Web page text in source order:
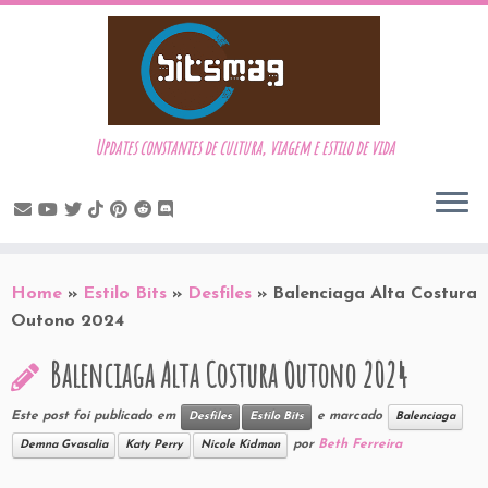
to
content
Updates constantes de cultura, viagem e estilo de vida
Home » Estilo Bits » Desfiles » Balenciaga Alta Costura
Outono 2024
Balenciaga Alta Costura Outono 2024
Este post foi publicado em Desfiles Estilo Bits e marcado Balenciaga
Demna Gvasalia Katy Perry Nicole Kidman por Beth Ferreira